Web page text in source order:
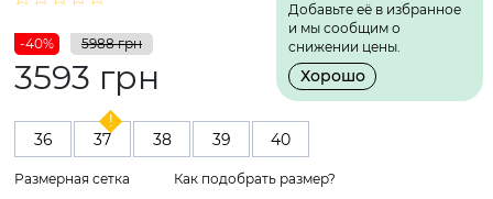
Добавьте её в избранное
и мы сообщим о
снижении цены.
Хорошо
-40% 5988 грн
3593 грн
36 37 38 39 40
Размерная сетка Как подобрать размер?